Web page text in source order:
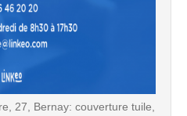
27, Bernay: couverture tuile,